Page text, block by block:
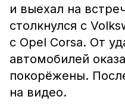
и выехал на
столкнулся с
с Opel Corsa. От
автомобилей
покорёжены.
на видео.